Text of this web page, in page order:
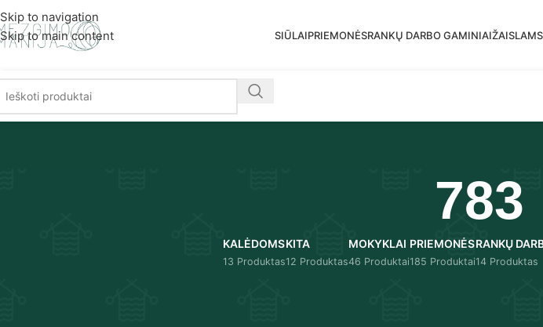
Skip to navigation
Skip to main content
SIŪLAIPRIEMONĖSRANKŲ DARBO GAMINIAIŽAISLAMS
783
KALĖDOMS
13 Produktas
KITA
12 Produktas
MOKYKLAI
46 Produktai
PRIEMONĖS
185 Produktai
RANKŲ
14 Produktas